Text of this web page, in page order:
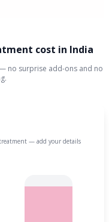
cost in India
no surprise add-ons and no
— add your details